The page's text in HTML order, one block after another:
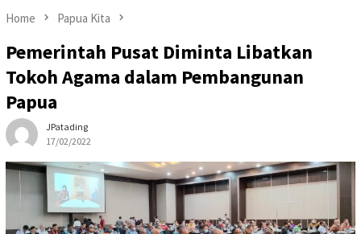
Home Papua Kita
Pemerintah Pusat Diminta Libatkan
Tokoh Agama dalam Pembangunan
Papua
JPatading
17/02/2022